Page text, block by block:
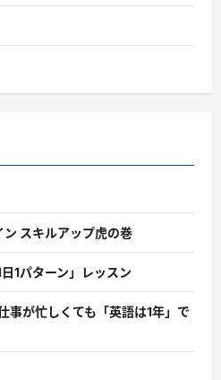
ン スキルアップ虎の巻
1パターン」レッスン
事が忙しくても「英語は1年」で